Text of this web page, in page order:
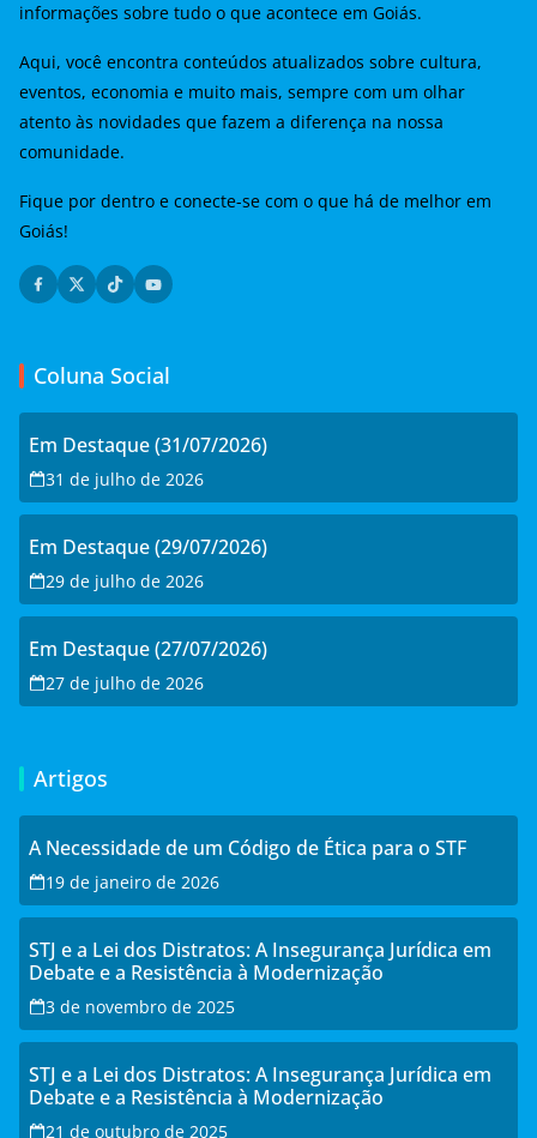
informações sobre tudo o que acontece em Goiás.
Aqui, você encontra conteúdos atualizados sobre cultura,
eventos, economia e muito mais, sempre com um olhar
atento às novidades que fazem a diferença na nossa
comunidade.
Fique por dentro e conecte-se com o que há de melhor em
Goiás!
Coluna Social
Em Destaque (31/07/2026)
31 de julho de 2026
Em Destaque (29/07/2026)
29 de julho de 2026
Em Destaque (27/07/2026)
27 de julho de 2026
Artigos
A Necessidade de um Código de Ética para o STF
19 de janeiro de 2026
STJ e a Lei dos Distratos: A Insegurança Jurídica em
Debate e a Resistência à Modernização
3 de novembro de 2025
STJ e a Lei dos Distratos: A Insegurança Jurídica em
Debate e a Resistência à Modernização
21 de outubro de 2025